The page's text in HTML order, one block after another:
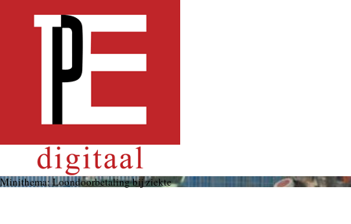
Minithema: Loondoorbetaling bij ziekte